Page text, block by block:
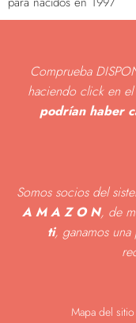
Comprueba
haciendo click en
podrían haber
Somos socios del
A M A Z O N, de
ti, ganamos
Mapa del sitio